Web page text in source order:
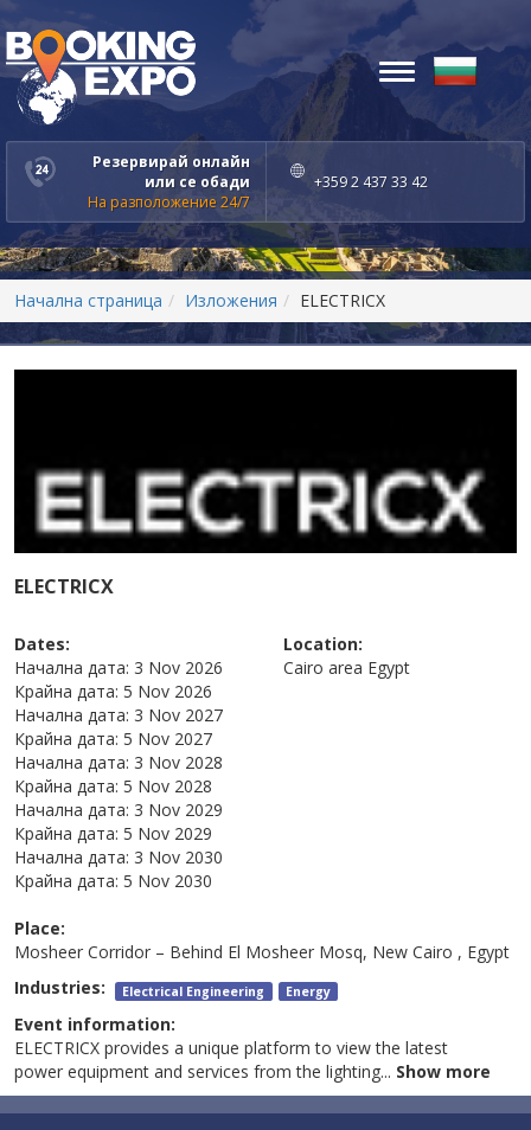
Резервирай онлайн
или се обади
На разположение 24/7
+359 2 437 33 42
Toggle
navigation
Начална страница Изложения ELECTRICX
ELECTRICX
Dates:
Начална дата: 3 Nov 2026
Крайна дата: 5 Nov 2026
Начална дата: 3 Nov 2027
Крайна дата: 5 Nov 2027
Начална дата: 3 Nov 2028
Крайна дата: 5 Nov 2028
Начална дата: 3 Nov 2029
Крайна дата: 5 Nov 2029
Начална дата: 3 Nov 2030
Крайна дата: 5 Nov 2030
Location:
Cairo area Egypt
Place:
Mosheer Corridor – Behind El Mosheer Mosq, New Cairo , Egypt
Industries: Electrical Engineering Energy
Event information:
ELECTRICX provides a unique platform to view the latest
power equipment and services from the lighting... Show more